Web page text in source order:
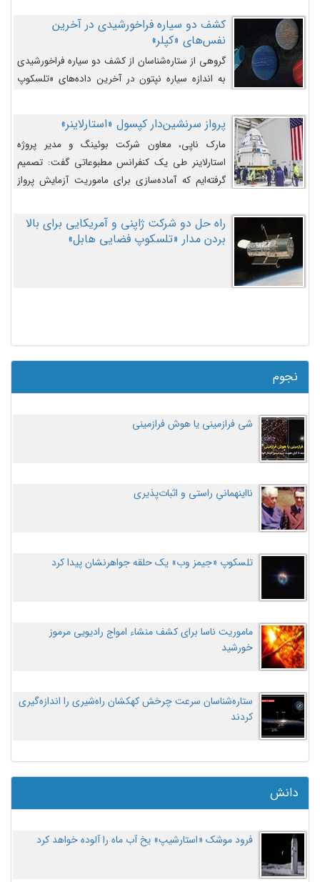
کشف دو سیاره فراخورشیدی در آخرین
نفس‌های «کپلر»
گروهی از ستاره‌شناسان از کشف دو سیاره فراخورشیدی
به اندازه سیاره نپتون در آخرین داده‌های «تلسکوپ
پرواز سرنشین‌دار کپسول «استارلاینر»
مارک ناپی، معاون شرکت بوئینگ و مدیر پروژه
استارلاینر طی یک کنفرانس مطبوعاتی گفت: تصمیم
گرفته‌ایم که آماده‌سازی برای ماموریت آزمایش پرواز
اصلاح کنیم.
راه حل دو شرکت ژاپنی و آمریکایی برای بالا
بردن مدار «تلسکوپ فضایی هابل»
نجوم
شی فرازمینی یا هوش فرازمینی
نااینهمانیِ راستی و اثبات‌پذیری
تلسکوپ «جیمز وب» یک حلقه جواهرنشان پیدا کرد
ماموریت ناسا برای کشف منشاء امواج رادیویی مرموز
خورشید
ستاره‌شناسان سرعت چرخش کهکشان راه‌شیری را اندازه‌گیری
کردند
دانش
فرود موشک «استارشیپ» یخ آب ماه را آلوده خواهد کرد